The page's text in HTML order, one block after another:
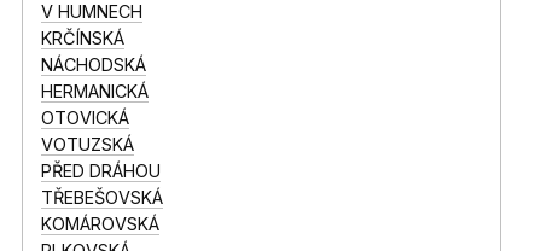
V HUMNECH
KRČÍNSKÁ
NÁCHODSKÁ
HERMANICKÁ
OTOVICKÁ
VOTUZSKÁ
PŘED DRÁHOU
TŘEBEŠOVSKÁ
KOMÁROVSKÁ